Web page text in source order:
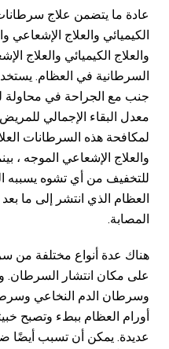
عادة ما يتضمن علاج سرطانات
الكيميائي والعلاج الإشعاعي
والعلاج الكيميائي والعلاج
السرطانية في العظام. يستخدم
جنب مع الجراحة في محاولة
معدل البقاء الإجمالي
لمكافحة هذه السرطانات
والعلاج الإشعاعي الموجه ،
للتخفيف من أي تشوه
العظام الذي انتشر إلى ما
المصابة.
هناك عدة أنواع مختلفة من
على مكان انتشار السرطان.
وسرطان الدم النخاعي
أورام العظام ببطء وتصبح
عديدة. يمكن أن تسبب أيضًا